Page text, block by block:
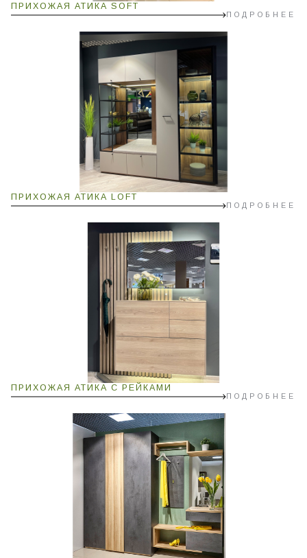
ПРИХОЖАЯ АТИКА SOFT
ПОДРОБНЕЕ
ПРИХОЖАЯ АТИКА LOFT
ПОДРОБНЕЕ
ПРИХОЖАЯ АТИКА С РЕЙКАМИ
ПОДРОБНЕЕ